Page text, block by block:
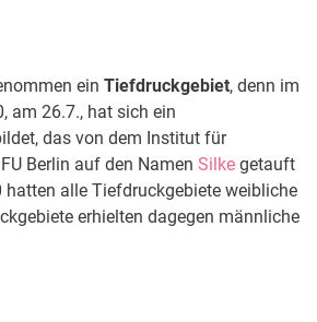
ein Tiefdruckgebiet, denn im
am 26.7., hat sich ein
das von dem Institut für
Berlin auf den Namen Silke getauft
hatten alle Tiefdruckgebiete weibliche
erhielten dagegen männliche